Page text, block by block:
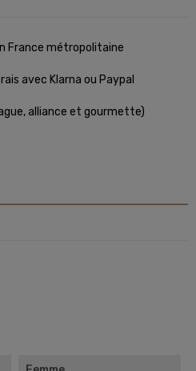
France métropolitaine
avec Klarna ou Paypal
alliance et gourmette)